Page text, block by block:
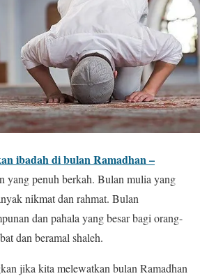
ibadah di bulan Ramadhan –
yang penuh berkah. Bulan mulia yang
nikmat dan rahmat. Bulan
dan pahala yang besar bagi orang-
dan beramal shaleh.
jika kita melewatkan bulan Ramadhan